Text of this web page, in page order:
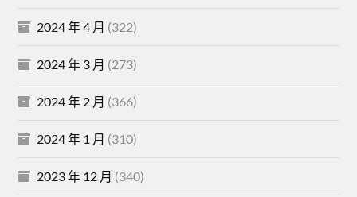
2024 年 4 月 (322)
2024 年 3 月 (273)
2024 年 2 月 (366)
2024 年 1 月 (310)
2023 年 12 月 (340)